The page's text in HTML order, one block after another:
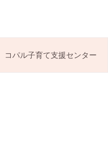
コパル子育て支援センター